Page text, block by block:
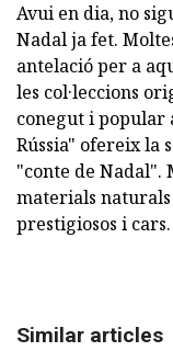
Avui en dia, no
Nadal ja fet.
antelació per a
les col·leccions
conegut i popular
Rússia" ofereix la
"conte de Nadal".
materials naturals
prestigiosos i cars.
Similar articles